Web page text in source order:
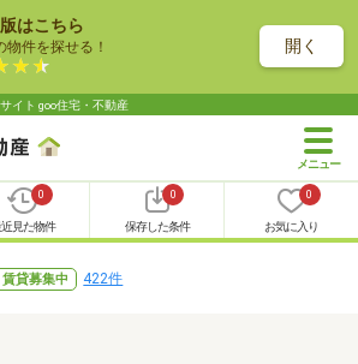
はこちら
物件を探せる！ 開く
イト goo住宅・不動産
0
見た物件
0
保存した条件
0
お気に入り
賃貸募集中 422件